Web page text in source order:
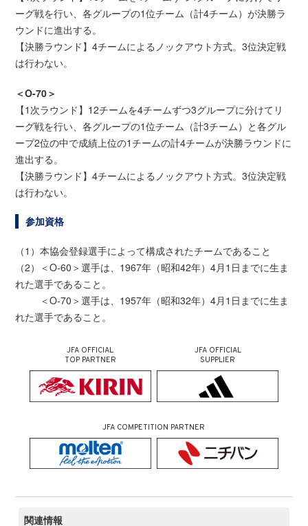
ーグ戦を行い、各グループの1位チーム（計4チーム）が決勝ラ
ウンドに進出する。
【決勝ラウンド】4チームによるノックアウト方式。3位決定戦
は行わない。
＜O-70＞
【1次ラウンド】12チームを4チームずつ3グループに分けてリ
ーグ戦を行い、各グループの1位チーム（計3チーム）と各グル
ープ2位の中で成績上位の1チームの計4チームが決勝ラウンドに
進出する。
【決勝ラウンド】4チームによるノックアウト方式。3位決定戦
は行わない。
参加資格
（1）本協会登録選手によって構成されたチームであること
（2）＜O-60＞選手は、1967年（昭和42年）4月1日までに生ま
れた選手であること。
＜O-70＞選手は、1957年（昭和32年）4月1日までに生ま
れた選手であること。
JFA OFFICIAL
TOP PARTNER
JFA OFFICIAL
SUPPLIER
JFA COMPETITION PARTNER
関連情報